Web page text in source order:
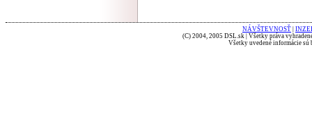
NÁVŠTEVNOSŤ
(C) 2004, 2005 DSL.sk | Všetky práva
Všetky uvedené informácie sú